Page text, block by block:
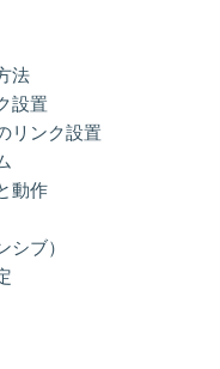
法
設置
リンク設置
動作
ブ）